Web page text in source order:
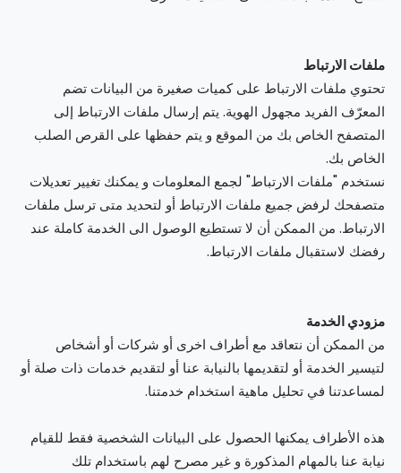
ملفات الارتباط
تحتوي ملفات الارتباط على كميات صغيرة من البيانات تضم
المعرّف الفريد مجهول الهوية. يتم إرسال ملفات الارتباط إلى
المتصفح الخاص بك من الموقع و يتم حفظها على القرص الصلب
الخاص بك.
نستخدم "ملفات الارتباط" لجمع المعلومات و يمكنك تغيير تعديلات
متصفحك لرفض جميع ملفات الارتباط أو لتحديد متى ترسل ملفات
الارتباط. من الممكن أن لا تستطيع الوصول الى الخدمة كاملة عند
رفضك لاستقبال ملفات الارتباط.
مزودي الخدمة
من الممكن أن نتعاقد مع أطراف اخرى أو شركات أو أشخاص
لتيسير الخدمة أو لتقديمها بالنيابة عنا أو لتقديم خدمات ذات صلة أو
لمساعدتنا في تحليل ماهية استخدام خدمتنا.
هذه الأطراف يمكنها الحصول على البيانات الشخصية فقط للقيام
نيابة عنا بالمهام المذكورة و غير مصرح لهم باستخدام تلك